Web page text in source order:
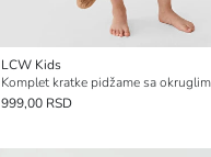
LCW Kids
999,00 RSD